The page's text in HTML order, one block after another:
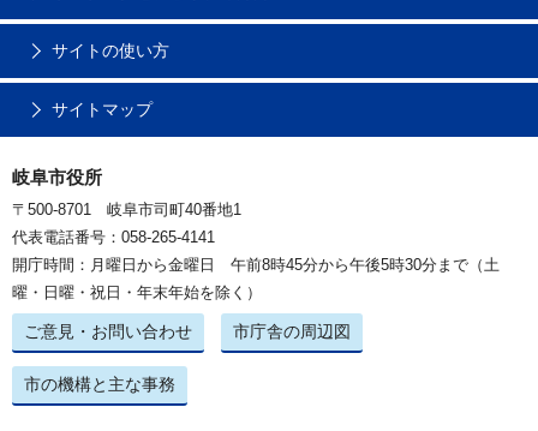
サイトの使い方
サイトマップ
岐阜市役所
〒500-8701 岐阜市司町40番地1
代表電話番号：058-265-4141
開庁時間：月曜日から金曜日 午前8時45分から午後5時30分まで（土
曜・日曜・祝日・年末年始を除く）
ご意見・お問い合わせ 市庁舎の周辺図
市の機構と主な事務